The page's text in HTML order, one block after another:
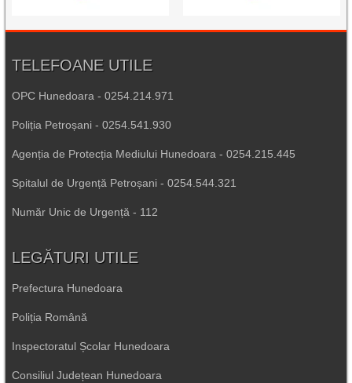
TELEFOANE UTILE
OPC Hunedoara - 0254.214.971
Poliția Petroșani - 0254.541.930
Agenția de Protecția Mediului Hunedoara - 0254.215.445
Spitalul de Urgență Petroșani - 0254.544.321
Număr Unic de Urgență - 112
LEGĂTURI UTILE
Prefectura Hunedoara
Poliția Română
Inspectoratul Școlar Hunedoara
Consiliul Județean Hunedoara